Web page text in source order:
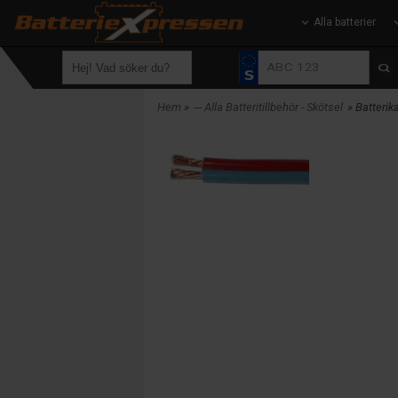
Alla batterier
Hem » --- Alla Batteritillbehör - Skötsel »